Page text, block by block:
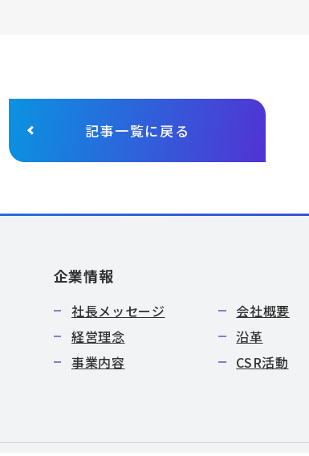
記事一覧に戻る
企業情報
社長メッセージ
会社概要
経営理念
沿革
事業内容
CSR活動